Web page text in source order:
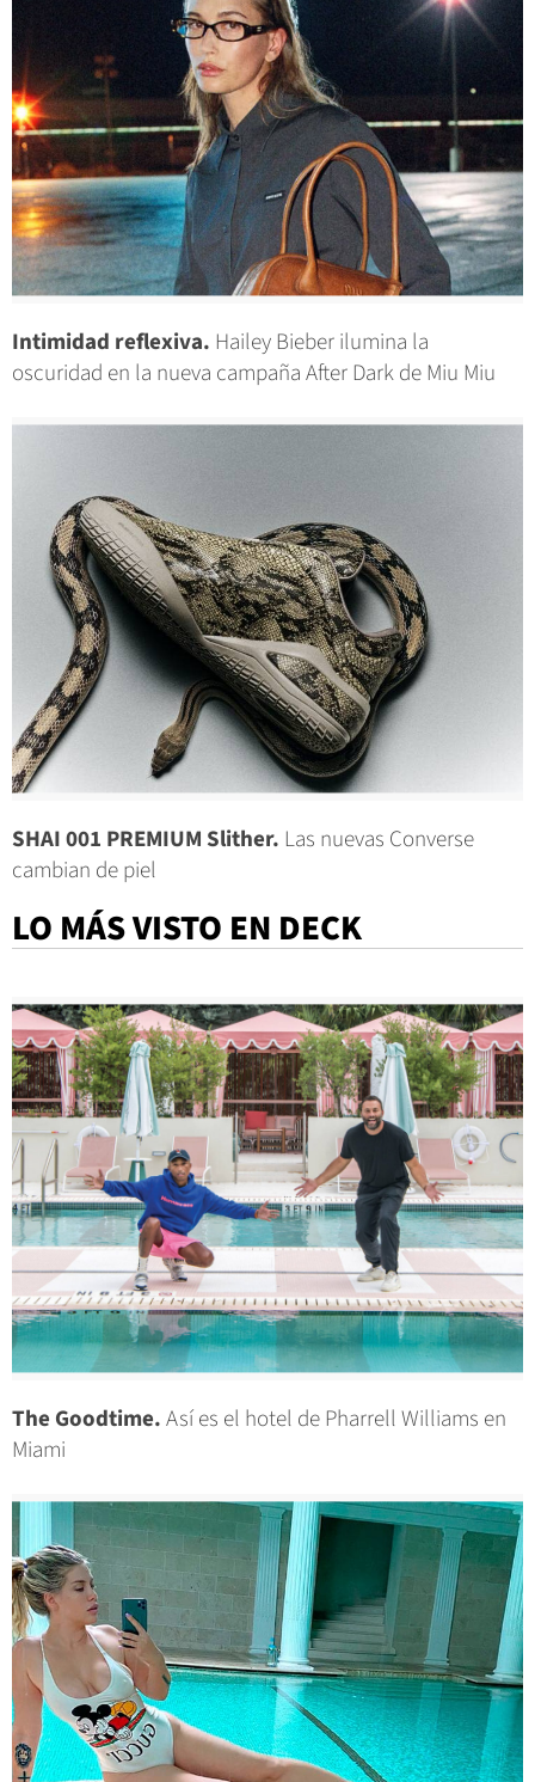
Intimidad reflexiva. Hailey Bieber ilumina la
oscuridad en la nueva campaña After Dark de Miu Miu
SHAI 001 PREMIUM Slither. Las nuevas Converse
cambian de piel
LO MÁS VISTO EN DECK
The Goodtime.Así es el hotel de Pharrell Williams en
Miami